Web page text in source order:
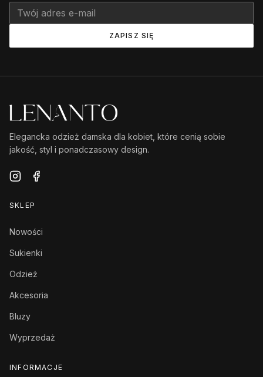
ZAPISZ SIĘ
Elegancka odzież damska dla kobiet, które cenią sobie
jakość, styl i ponadczasowy design.
SKLEP
Nowości
Sukienki
Odzież
Akcesoria
Bluzy
Wyprzedaż
INFORMACJE